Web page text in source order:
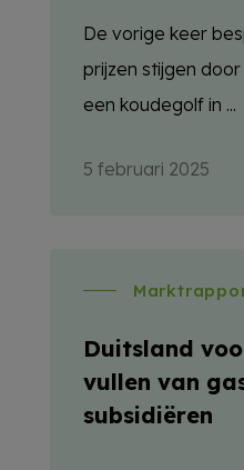
De vorige keer
prijzen stijgen
een koudegolf in ...
5 februari 2025
Duitsland
vullen van
subsidiëren